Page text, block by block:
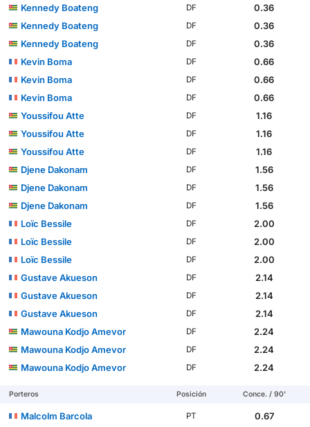
Kennedy Boateng
DF
0.36
Kennedy Boateng
DF
0.36
Kennedy Boateng
DF
0.36
Kevin Boma
DF
0.66
Kevin Boma
DF
0.66
Kevin Boma
DF
0.66
Youssifou Atte
DF
1.16
Youssifou Atte
DF
1.16
Youssifou Atte
DF
1.16
Djene Dakonam
DF
1.56
Djene Dakonam
DF
1.56
Djene Dakonam
DF
1.56
Loïc Bessile
DF
2.00
Loïc Bessile
DF
2.00
Loïc Bessile
DF
2.00
Gustave Akueson
DF
2.14
Gustave Akueson
DF
2.14
Gustave Akueson
DF
2.14
Mawouna Kodjo Amevor
DF
2.24
Mawouna Kodjo Amevor
DF
2.24
Mawouna Kodjo Amevor
DF 2.24
Porteros Posición Conce. / 90'
Malcolm Barcola PT
0.67